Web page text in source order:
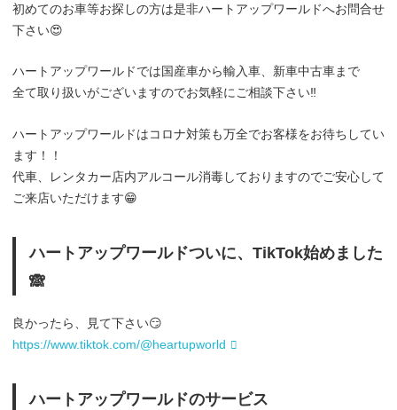
初めてのお車等お探しの方は是非ハートアップワールドへお問合せ
下さい😍
ハートアップワールドでは国産車から輸入車、新車中古車まで
全て取り扱いがございますのでお気軽にご相談下さい‼️
ハートアップワールドはコロナ対策も万全でお客様をお待ちしてい
ます！！
代車、レンタカー店内アルコール消毒しておりますのでご安心して
ご来店いただけます😁
ハートアップワールドついに、TikTok始めました
🙈
良かったら、見て下さい😏
https://www.tiktok.com/@heartupworld
ハートアップワールドのサービス